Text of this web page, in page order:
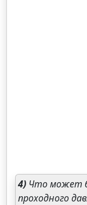
4) Что может
проходного